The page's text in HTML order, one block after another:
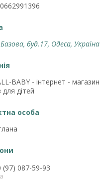
буд.17, Одеса, Україна
BABY - інтернет - магазин
для дітей
(97) 087-59-93